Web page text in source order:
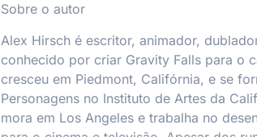
Sobre o autor
Alex Hirsch é escritor, animador,
conhecido por criar Gravity Falls para o
cresceu em Piedmont, Califórnia, e se
Personagens no Instituto de Artes da
mora em Los Angeles e trabalha no